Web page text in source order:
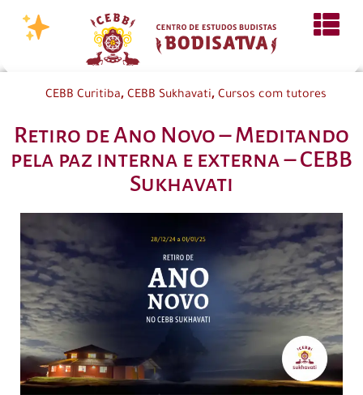
CEBB Curitiba, CEBB Sukhavati, Cursos com tutores
Retiro de Ano Novo – Meditando
pela paz interna e externa – CEBB
Sukhavati